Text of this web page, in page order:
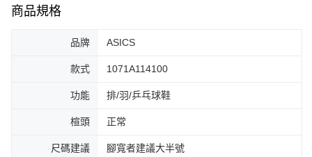
易，需依本服務之必要範圍內提供個人資料，並將交易相關給付款項請求債
權轉讓予恩沛科技股份有限公司。
https://aftee.tw/terms/#terms3
「AFTEE先享後付」，若未經同意申辦者引起之損失，本公司不負相關責
４．使用「AFTEE先享後付」時，將依據個別帳號之用戶狀況，依本公司即
請求用戶進行身份認證。
恩沛科技股份有限公司將有權停止該用戶之使用額度並採取法律行動。
商品規格
品牌 ASICS
款式 1071A114100
功能 排/羽/乒乓球鞋
楦頭 正常
尺碼建議 腳寬者建議大半號